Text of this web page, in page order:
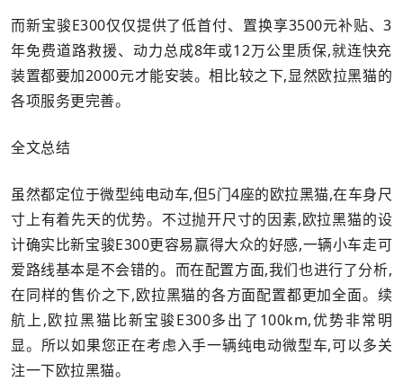
而新宝骏E300仅仅提供了低首付、置换享3500元补贴、3
年免费道路救援、动力总成8年或12万公里质保,就连快充
装置都要加2000元才能安装。相比较之下,显然欧拉黑猫的
各项服务更完善。
全文总结
虽然都定位于微型纯电动车,但5门4座的欧拉黑猫,在车身尺
寸上有着先天的优势。不过抛开尺寸的因素,欧拉黑猫的设
计确实比新宝骏E300更容易赢得大众的好感,一辆小车走可
爱路线基本是不会错的。而在配置方面,我们也进行了分析,
在同样的售价之下,欧拉黑猫的各方面配置都更加全面。续
航上,欧拉黑猫比新宝骏E300多出了100km,优势非常明
显。所以如果您正在考虑入手一辆纯电动微型车,可以多关
注一下欧拉黑猫。